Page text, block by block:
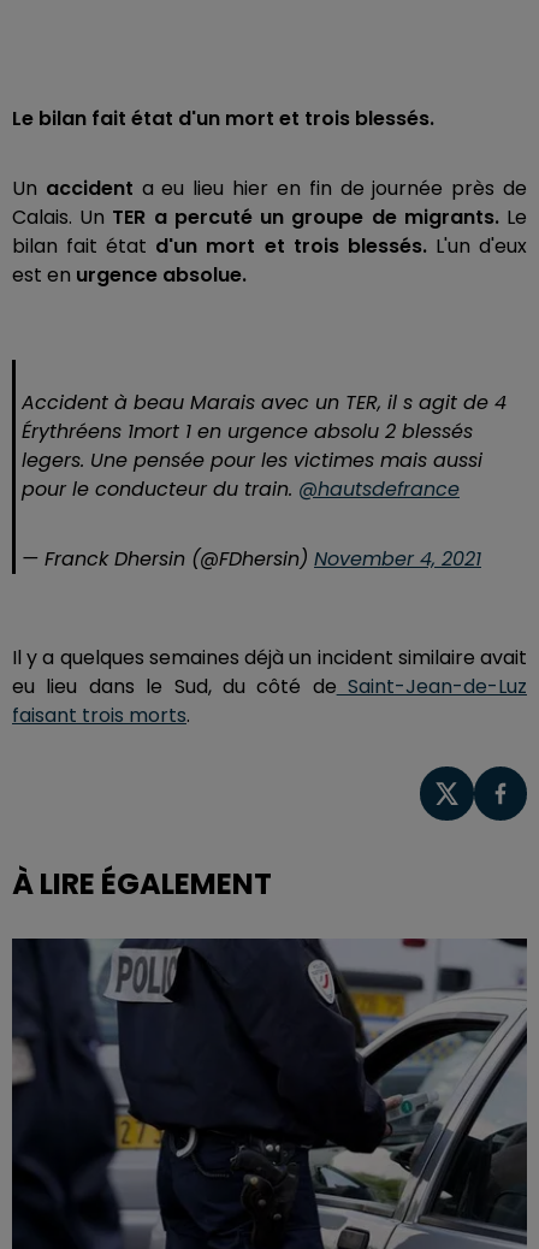
Le bilan fait état d'un mort et trois blessés.
Un accident a eu lieu hier en fin de journée près de
Calais. Un TER a percuté un groupe de migrants.Le
bilan fait état d'un mort et trois blessés.L'un d'eux
est en urgence absolue.
Accident à beau Marais avec un TER, il s agit de 4
Érythréens 1mort 1 en urgence absolu 2 blessés
legers. Une pensée pour les victimes mais aussi
pour le conducteur du train. @hautsdefrance
— Franck Dhersin (@FDhersin) November 4, 2021
Il y a quelques semaines déjà un incident similaire avait
eu lieu dans le Sud, du côté de Saint-Jean-de-Luz
faisant trois morts.
À LIRE ÉGALEMENT